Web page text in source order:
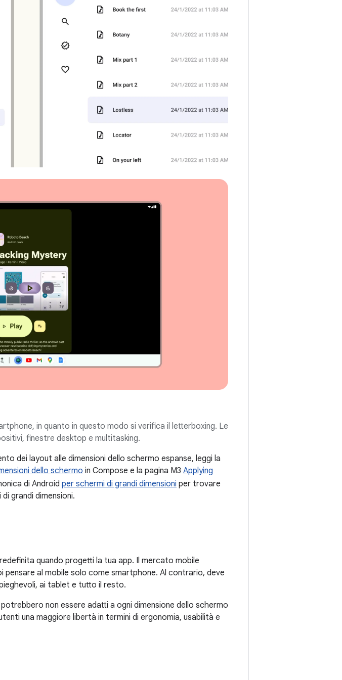
in quanto in questo modo si verifica il letterboxing. Le
finestre desktop e multitasking.
dei layout alle dimensioni dello schermo espanse, leggi la
dello schermo in Compose e la pagina M3 Applying
di Android per schermi di grandi dimensioni per trovare
grandi dimensioni.
quando progetti la tua app. Il mercato mobile
pensare al mobile solo come smartphone. Al contrario, deve
ai tablet e tutto il resto.
non essere adatti a ogni dimensione dello schermo
una maggiore libertà in termini di ergonomia, usabilità e